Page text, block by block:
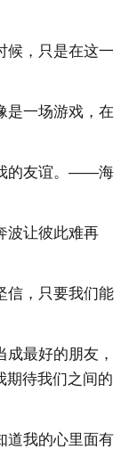
，只是在这一
一场游戏，在
的友谊。——海
让彼此难再
，只要我们能
最好的朋友，
期待我们之间的
我的心里面有